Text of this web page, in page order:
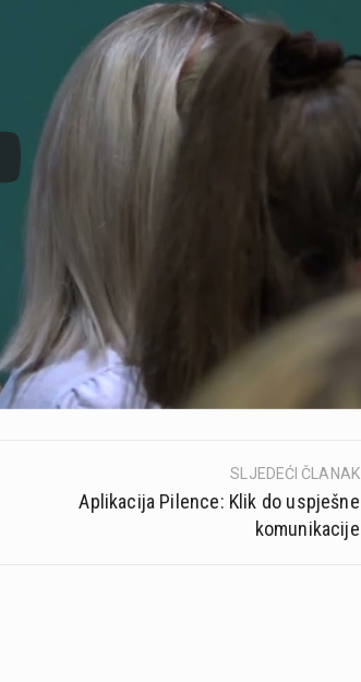
SLJEDEĆI ČLANAK
Aplikacija Pilence: Klik do uspješne
komunikacije